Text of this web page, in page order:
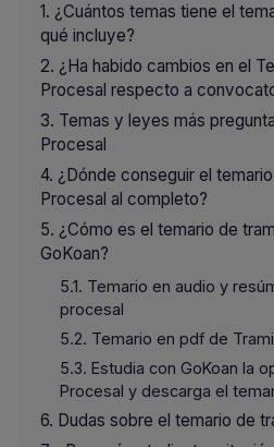
¿Cuántos temas tiene el
qué incluye?
¿Ha habido cambios en el
Procesal respecto a
Temas y leyes más
Procesal
¿Dónde conseguir el
Procesal al completo?
¿Cómo es el temario de
GoKoan?
Temario en audio y
procesal
Temario en pdf de
Estudia con GoKoan la
Procesal y descarga el
Dudas sobre el temario de